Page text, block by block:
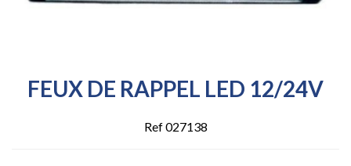
FEUX DE RAPPEL LED 12/24V
Ref 027138